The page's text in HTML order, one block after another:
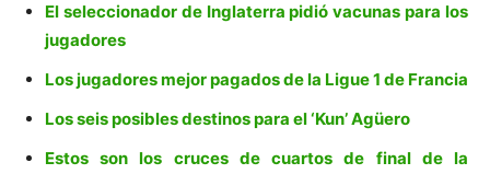
El seleccionador de Inglaterra pidió vacunas para los
jugadores
Los jugadores mejor pagados de la Ligue 1 de Francia
Los seis posibles destinos para el ‘Kun’ Agüero
Estos son los cruces de cuartos de final de la